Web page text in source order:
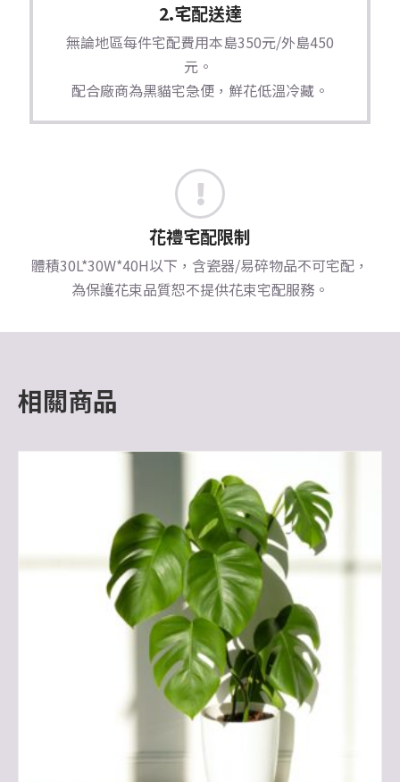
2.宅配送達
無論地區每件宅配費用本島350元/外島450
元。
配合廠商為黑貓宅急便，鮮花低溫冷藏。
花禮宅配限制
體積30L*30W*40H以下，含瓷器/易碎物品不可宅配，
為保護花束品質恕不提供花束宅配服務。
相關商品